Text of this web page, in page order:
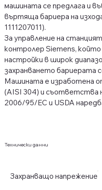
машината се предлага и
въртяща бариера на
1111207011).
За управление на
контролер Siemens, който
настройки в широк
захранването бариерата
Машината е изработена
(AISI 304) и съответства
2006/95/EC и USDA
Технически данни
Захранващо напрежение